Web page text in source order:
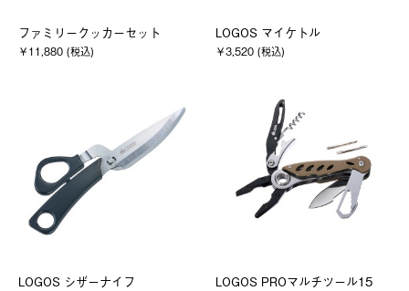
ファミリークッカーセット
￥11,880 (税込)
LOGOS マイケトル
￥3,520 (税込)
LOGOS シザーナイフ LOGOS PROマルチツール15